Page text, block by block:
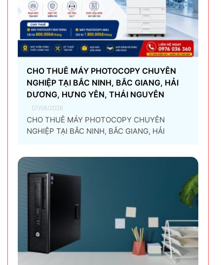
CHO THUÊ MÁY PHOTOCOPY CHUYÊN
NGHIỆP TẠI BẮC NINH, BẮC GIANG, HẢI
DƯƠNG, HƯNG YÊN, THÁI NGUYÊN
07/06/2026
CHO THUÊ MÁY PHOTOCOPY CHUYÊN
NGHIỆP TẠI BẮC NINH, BẮC GIANG, HẢI
chi phí vận hành, ngày càng nhiều doanh
nghiệp lựa chọn giải pháp...